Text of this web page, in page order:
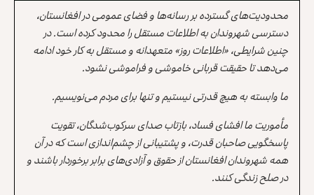
محدودیت‌های گسترده بر رسانه‌ها و فضای عمومی در افغانستان،
دسترسی شهروندان به اطلاعات مستقل را محدود کرده است. در
چنین شرایطی، «اطلاعات روز» متعهدانه و مستقل به کار خود ادامه
می‌دهد تا حقیقت قربانی خاموشی و فراموشی نشود.
ما وابسته به هیچ قدرتی نیستیم و تنها برای مردم می‌نویسیم.
مأموریت ما افشای فساد، بازتاب صدای سرکوب‌شدگان، تقویت
پاسخگویی صاحبان قدرت، و پشتیبانی از چشم‌اندازی است که در آن
همه شهروندان افغانستان از حقوق و آزادی‌های برابر برخوردار باشند و
در صلح زندگی کنند.